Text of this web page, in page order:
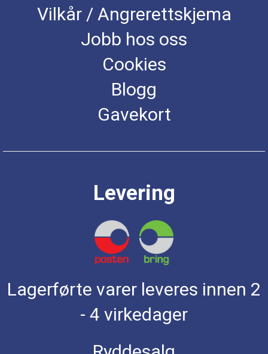
Vilkår / Angrerettskjema
Jobb hos oss
Cookies
Blogg
Gavekort
Levering
Lagerførte varer leveres innen 2
- 4 virkedager